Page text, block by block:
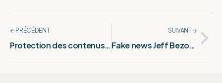
🡨 PRÉCÉDENT
Protection des contenus : l’empreinte numérique expliquée par Sherlock Hash
SUIVANT 🡪
Fake news Jeff Bezos : la fausse rumeur de mariage